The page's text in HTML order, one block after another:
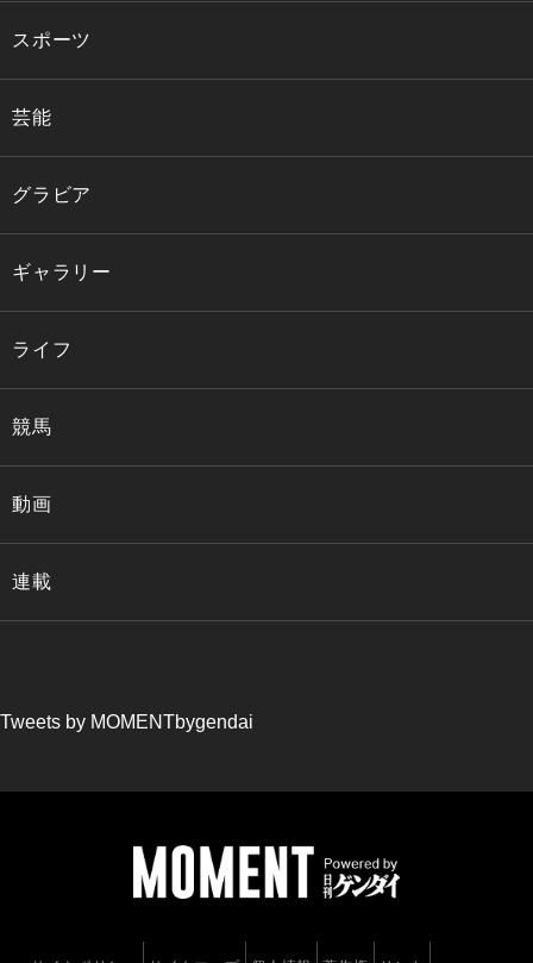
スポーツ
芸能
グラビア
ギャラリー
ライフ
競馬
動画
連載
Tweets by MOMENTbygendai